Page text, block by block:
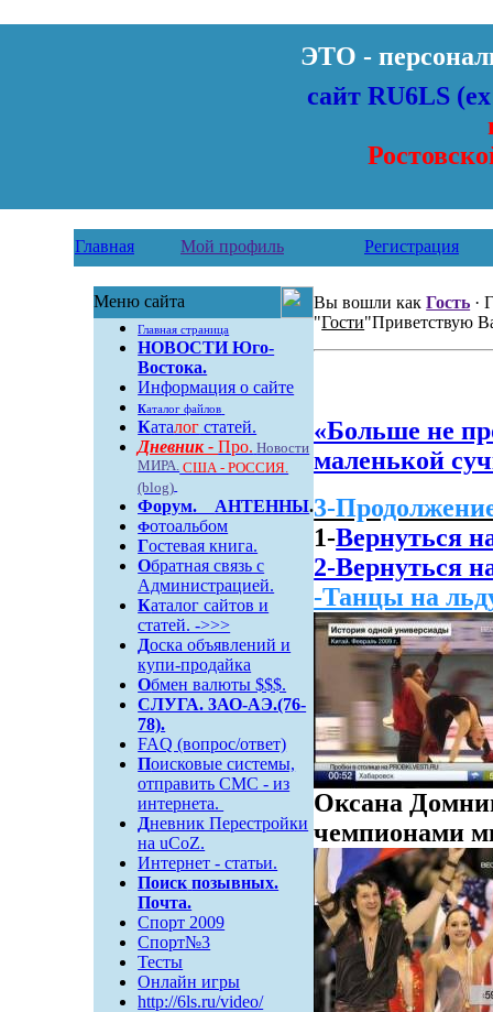
ЭТО -
сайт RU6LS
Главная Мой профиль Регистрация
Меню сайта
Главная страница
НОВОСТИ Юго-
Востока.
Информация о сайте
Каталог файлов
Каталог статей.
Дневник -Про. Новости
МИРА.США - РОССИЯ.
(blog)
Форум. АНТЕННЫ.
Фотоальбом
Гостевая книга.
Обратная связь c
Администрацией.
Каталог сайтов и
статей. ->>>
Доска объявлений и
купи-продайка
Обмен валюты $$$.
СЛУГА. 3АО-АЭ.(76-
78).
FAQ (вопрос/ответ)
Поисковые системы,
отправить СМС - из
интернета.
Дневник Перестройки
на uCoZ.
Интернет - статьи.
Поиск позывных.
Почта.
Спорт 2009
Спорт№3
Тесты
Онлайн игры
http://6ls.ru/video/
Вы вошли какГость ·
"Гости"Приветствую
«Больше не
маленькой
3-
1-Вернуться
2-Вернуться
-Танцы на
Оксана
чемпионами